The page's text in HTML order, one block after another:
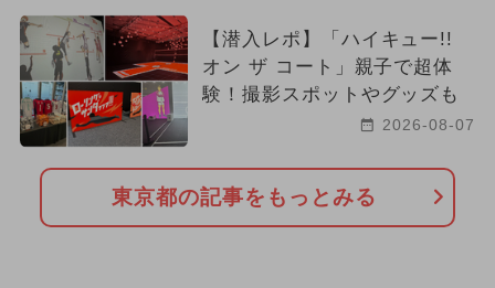
【潜入レポ】「ハイキュー!!
オン ザ コート」親子で超体
験！撮影スポットやグッズも
2026-08-07
東京都の記事をもっとみる